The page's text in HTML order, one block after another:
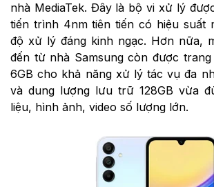
nhà MediaTek. Đây là bộ vi xử lý
tiến trình 4nm tiên tiến có hiệu suất
độ xử lý đáng kinh ngạc. Hơn nữa,
đến từ nhà Samsung còn được
6GB cho khả năng xử lý tác vụ đa
và dung lượng lưu trữ 128GB vừa
liệu, hình ảnh, video số lượng lớn.